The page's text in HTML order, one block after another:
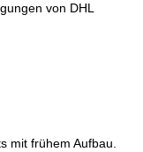
von DHL
mit frühem Aufbau.